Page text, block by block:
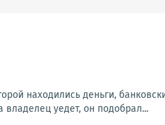
находились деньги,
уедет, он подобрал...